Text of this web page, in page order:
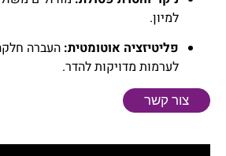
למיון.
פליטיזציה אוטומטית: העברה
לערמות מדויקות להדר.
צור קשר